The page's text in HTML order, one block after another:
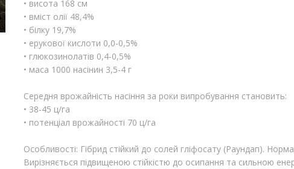
• висота 168 см
• вміст олії 48,4%
• білку 19,7%
• ерукової кислоти 0,0-0,5%
• глюкозинолатів 0,4-0,5%
• маса 1000 насінин 3,5-4 г
Середня врожайність насіння за роки випробування становить:
• 38-45 ц/га
• потенціал врожайності 70 ц/га
Особливості: Гібрид стійкий до солей гліфосату (Раундап).
Вирізняється підвищеною стійкістю до осипання та сильною